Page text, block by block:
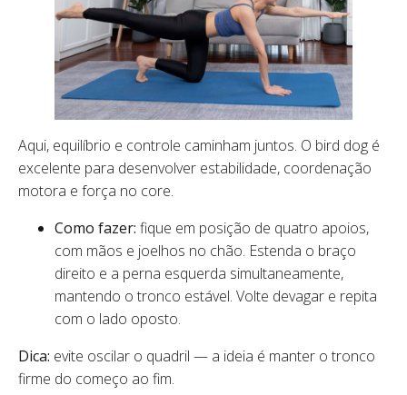
Aqui, equilíbrio e controle caminham juntos. O bird dog é
excelente para desenvolver estabilidade, coordenação
motora e força no core.
Como fazer: fique em posição de quatro apoios,
com mãos e joelhos no chão. Estenda o braço
direito e a perna esquerda simultaneamente,
mantendo o tronco estável. Volte devagar e repita
com o lado oposto.
Dica: evite oscilar o quadril — a ideia é manter o tronco
firme do começo ao fim.